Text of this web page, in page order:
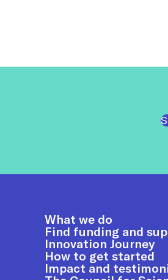
What we do
Find funding and
Innovation Journey
How to get started
Impact and